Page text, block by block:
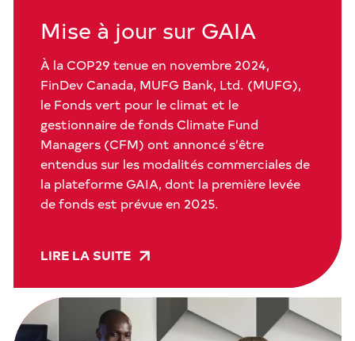
Mise à jour sur GAIA
À la COP29 tenue en novembre 2024,
FinDev Canada, MUFG Bank, Ltd. (MUFG),
le Fonds vert pour le climat et le
gestionnaire de fonds Climate Fund
Managers (CFM) ont annoncé s’être
entendus sur les modalités commerciales de
la plateforme GAIA, dont la première levée
de fonds est prévue en 2025.
LIRE LA SUITE